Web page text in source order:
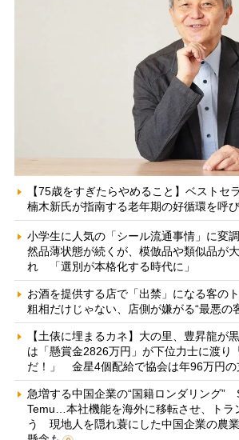
【75歳をすぎたらやめること】ベストセ
楠木新氏が指南する老年期の好循環を呼
小学生に人気の「シール流通事情」に変
然品薄状態が続くが、模倣品や類似品が
れ 「選別が本格化する時代に」
お酒を提供する店で「出禁」になる客の
粗相だけじゃない、店側が嫌がる“最悪の
【土俵に埋まるカネ】大の里、豊昇龍が
は「懸賞金2826万円」が下位力士に渡り
だ！」 金星4個配給で協会は年96万円の
急増する中国企業の“国籍ロンダリング”
Temu…本社機能を海外に移転させ、トラ
う 現地人を隠れ蓑にした中国企業の農